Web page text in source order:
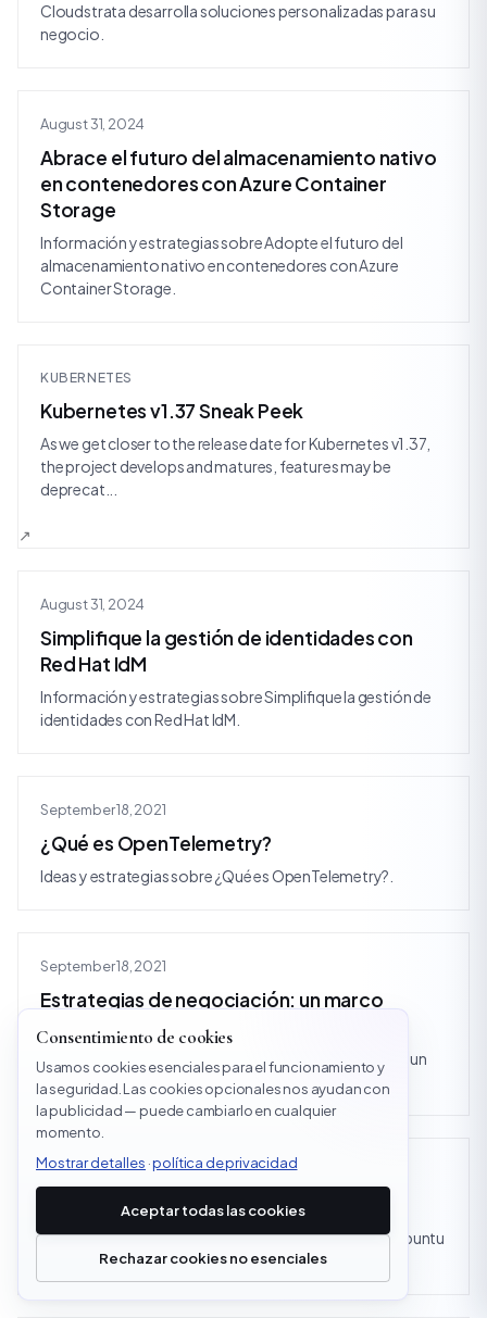
Cloudstrata desarrolla soluciones personalizadas para su
negocio.
August 31, 2024
Abrace el futuro del almacenamiento nativo
en contenedores con Azure Container
Storage
Información y estrategias sobre Adopte el futuro del
almacenamiento nativo en contenedores con Azure
Container Storage.
KUBERNETES
Kubernetes v1.37 Sneak Peek
As we get closer to the release date for Kubernetes v1.37,
the project develops and matures, features may be
deprecat...
August 31, 2024
Simplifique la gestión de identidades con
Red Hat IdM
Información y estrategias sobre Simplifique la gestión de
identidades con Red Hat IdM.
September 18, 2021
¿Qué es OpenTelemetry?
Ideas y estrategias sobre ¿Qué es OpenTelemetry?.
September 18, 2021
Estrategias de negociación: un marco
altamente eficaz que garantizará el éxito
Ideas y estrategias sobre estrategias de negociación: un
marco altamente eficaz que garantizará el éxito.
September 18, 2021
Instale TA-LIB en el servidor Ubuntu
Ideas y estrategias sobre la instalación de TA-LIB en Ubuntu
Consentimiento de cookies
Usamos cookies esenciales para el funcionamiento y
la seguridad. Las cookies opcionales nos ayudan con
la publicidad — puede cambiarlo en cualquier
momento.
Mostrar detalles ·política de privacidad
Aceptar todas las cookies
Rechazar cookies no esenciales